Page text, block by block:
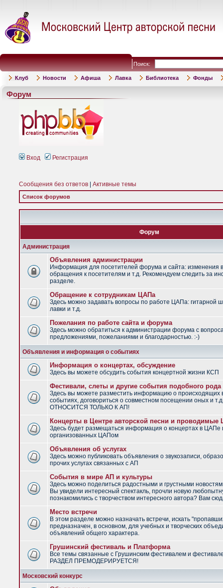
Поиск:
Клуб Новости Афиша Лавка Библиотека Фонды
Форум
Вход Регистрация
Сообщения без ответов Активные темы
Список форумов
Форум
Администрация
Объявления администрации
Информация для посетителей форума и сайта: изменения
обращения к посетителям и т.д. Рекомендуем следить за
разделе.
Обращение к сотрудникам ЦАПа
Здесь можно задавать вопросы по работе ЦАПа: гитарной
лавки и т.д.
Пожелания по работе сайта и форума
Здесь можно обратиться к администрации форума с
предложениями, пожеланиями и благодарностью. :-)
Объявления и информация о событиях
Информация о концертах, обсуждение
Здесь вы можете обсудить события концертной жизни КСП
Фестивали, слеты и другие события подобного рода
Здесь вы можете разместить информацию о
событиях, договориться о совместном посещении оных и
ОТНОСИТСЯ ТОЛЬКО К АП!
Концерты в Центре авторской песни и
Здесь будет размещаться информация о концертах в ЦАПе
организованных ЦАПом
Объявления об услугах
Здесь можно публиковать объявления о звукозаписи,
прочих услугах связанных с АП
События в мире АП и культуры
Здесь можно поделиться радостными и грустными
Вы увидели интересный спектакль, прочли новую
познакомились с творчеством интересного автора? Вам
Место встречи
В этом разделе можно назначать встречи, искать
предназначен, в основном, для учебных и творческих
объявлений общего характера.
Грушинский фестиваль и Платформа
Все темы связанные с Грушинским фестивалем и
РАЗДЕЛ ПРЕМОДЕРИРУЕТСЯ!
Московский конкурс